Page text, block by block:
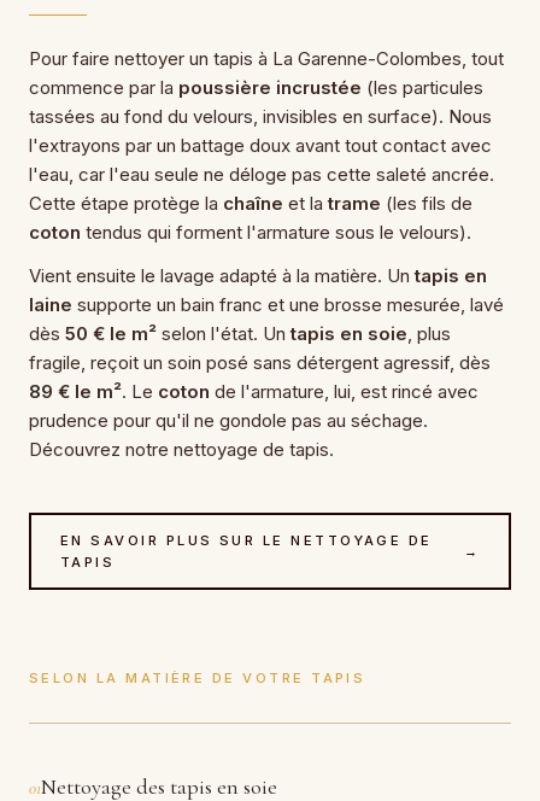
Pour faire nettoyer un tapis à La Garenne-Colombes, tout
commence par la poussière incrustée (les particules
tassées au fond du velours, invisibles en surface). Nous
l'extrayons par un battage doux avant tout contact avec
l'eau, car l'eau seule ne déloge pas cette saleté ancrée.
Cette étape protège la chaîne et latrame (les fils de
coton tendus qui forment l'armature sous le velours).
Vient ensuite le lavage adapté à la matière. Untapis en
laine supporte un bain franc et une brosse mesurée, lavé
dès 50 € le m² selon l'état. Untapis en soie, plus
fragile, reçoit un soin posé sans détergent agressif, dès
89 € le m². Le coton de l'armature, lui, est rincé avec
prudence pour qu'il ne gondole pas au séchage.
Découvrez notre nettoyage de tapis.
EN SAVOIR PLUS SUR LE NETTOYAGE DE
TAPIS
→
SELON LA MATIÈRE DE VOTRE TAPIS
01Nettoyage des tapis en soie